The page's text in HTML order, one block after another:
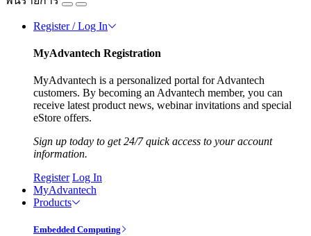
Register / Log In
MyAdvantech Registration
MyAdvantech is a personalized portal for Advantech
customers. By becoming an Advantech member, you can
receive latest product news, webinar invitations and special
eStore offers.
Sign up today to get 24/7 quick access to your account
information.
Register Log In
MyAdvantech
Products
Embedded Computing